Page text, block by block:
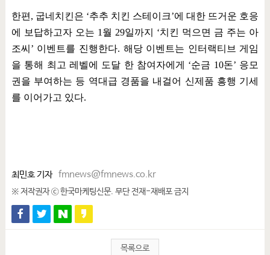
한편 , 굽네치킨은 ‘추추 치킨 스테이크’에 대한 뜨거운 호응
에 보답하고자 오는 1 월 29일까지 ‘치킨 먹으면 금 주는 아
조씨 ’ 이벤트를 진행한다. 해당 이벤트는 인터랙티브 게임
을 통해 최고 레벨에 도달 한 참여자에게 ‘순금 10돈’ 응모
권을 부여하는 등 역대급 경품을 내걸어 신제품 흥행 기세
를 이어가고 있다.
최민호 기자 fmnews@fmnews.co.kr
※ 저작권자 ⓒ 한국마케팅신문. 무단 전재-재배포 금지
목록으로